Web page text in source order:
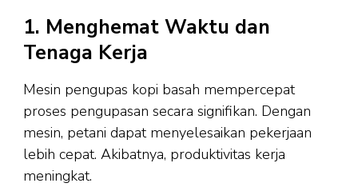
1. Menghemat Waktu dan
Tenaga Kerja
Mesin pengupas kopi basah mempercepat
proses pengupasan secara signifikan. Dengan
mesin, petani dapat menyelesaikan pekerjaan
lebih cepat. Akibatnya, produktivitas kerja
meningkat.